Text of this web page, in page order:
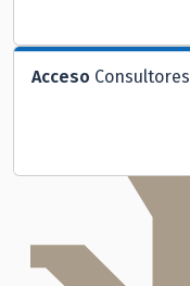
Acceso Consultores